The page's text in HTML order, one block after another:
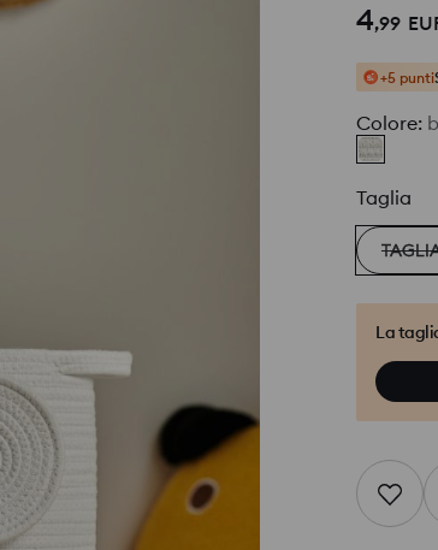
4,99
+5 punti
Colore:
Taglia
La